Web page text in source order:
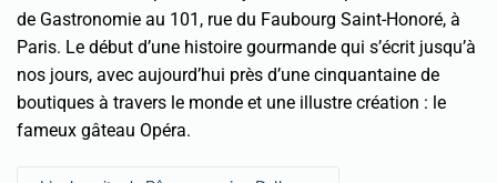
de Gastronomie au 101, rue du Faubourg Saint-Honoré, à
Paris. Le début d’une histoire gourmande qui s’écrit jusqu’à
nos jours, avec aujourd’hui près d’une cinquantaine de
boutiques à travers le monde et une illustre création : le
fameux gâteau Opéra.